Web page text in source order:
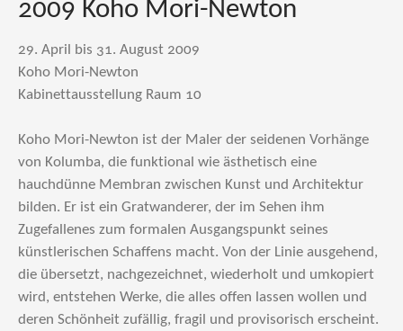
2009 Koho Mori-Newton
29. April bis 31. August 2009
Koho Mori-Newton
Kabinettausstellung Raum 10
Koho Mori-Newton ist der Maler der seidenen Vorhänge
von Kolumba, die funktional wie ästhetisch eine
hauchdünne Membran zwischen Kunst und Architektur
bilden. Er ist ein Gratwanderer, der im Sehen ihm
Zugefallenes zum formalen Ausgangspunkt seines
künstlerischen Schaffens macht. Von der Linie ausgehend,
die übersetzt, nachgezeichnet, wiederholt und umkopiert
wird, entstehen Werke, die alles offen lassen wollen und
deren Schönheit zufällig, fragil und provisorisch erscheint.